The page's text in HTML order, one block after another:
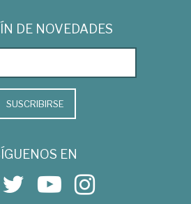
DE NOVEDADES
SUSCRIBIRSE
EN